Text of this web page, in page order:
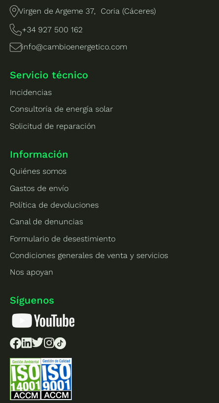
Virgen de Argeme 37, Coria (Cáceres)
+34 927 500 162
info@cambioenergetico.com
Servicio técnico
Incidencias
Consultoría de energía solar
Solicitud de reparación
Información
Quiénes somos
Gastos de envío
Política de devoluciones
Canal de denuncias
Formulario de desestimiento
Condiciones generales de venta y servicios
Nos apoyan
Síguenos